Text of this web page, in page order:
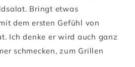
Bringt etwas
dem ersten Gefühl von
Ich denke er wird auch ganz
schmecken, zum Grillen